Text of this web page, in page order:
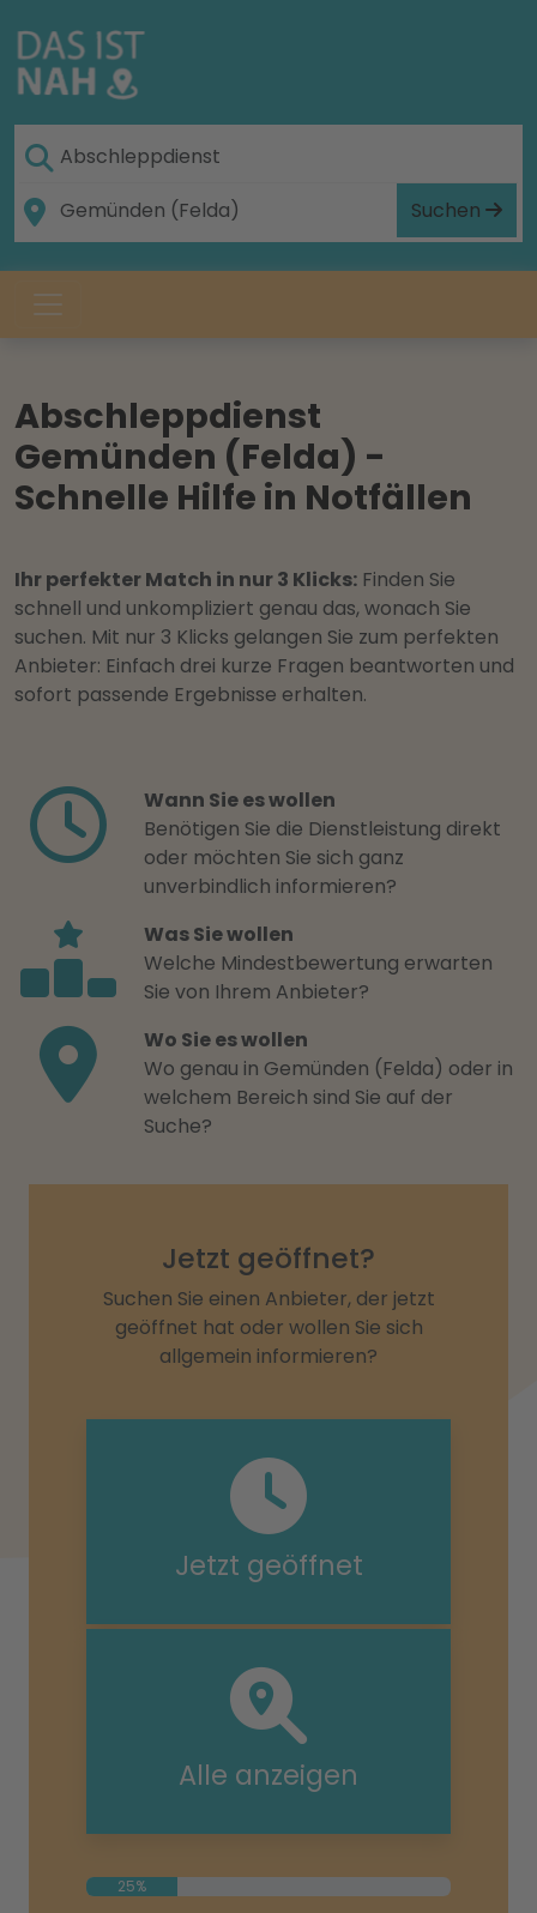
Suchen
Abschleppdienst
Gemünden (Felda) -
Schnelle Hilfe in Notfällen
Ihr perfekter Match in nur 3 Klicks: Finden Sie
schnell und unkompliziert genau das, wonach Sie
suchen. Mit nur 3 Klicks gelangen Sie zum perfekten
Anbieter: Einfach drei kurze Fragen beantworten und
sofort passende Ergebnisse erhalten.
Wann Sie es wollen
Benötigen Sie die Dienstleistung direkt
oder möchten Sie sich ganz
unverbindlich informieren?
Was Sie wollen
Welche Mindestbewertung erwarten
Sie von Ihrem Anbieter?
Wo Sie es wollen
Wo genau in Gemünden (Felda) oder in
welchem Bereich sind Sie auf der
Suche?
Jetzt geöffnet?
Suchen Sie einen Anbieter, der jetzt
geöffnet hat oder wollen Sie sich
allgemein informieren?
Jetzt geöffnet
Alle anzeigen
25%